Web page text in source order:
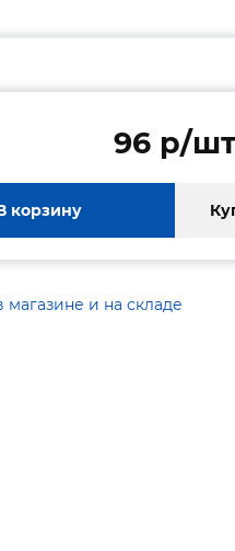
96 p/шт
корзину
магазине и на складе